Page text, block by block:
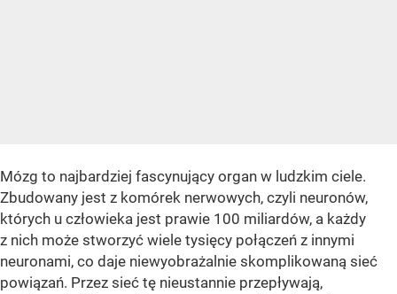
Mózg to najbardziej fascynujący organ w ludzkim ciele.
Zbudowany jest z komórek nerwowych, czyli neuronów,
których u człowieka jest prawie 100 miliardów, a każdy
z nich może stworzyć wiele tysięcy połączeń z innymi
neuronami, co daje niewyobrażalnie skomplikowaną sieć
powiązań. Przez sieć tę nieustannie przepływają,